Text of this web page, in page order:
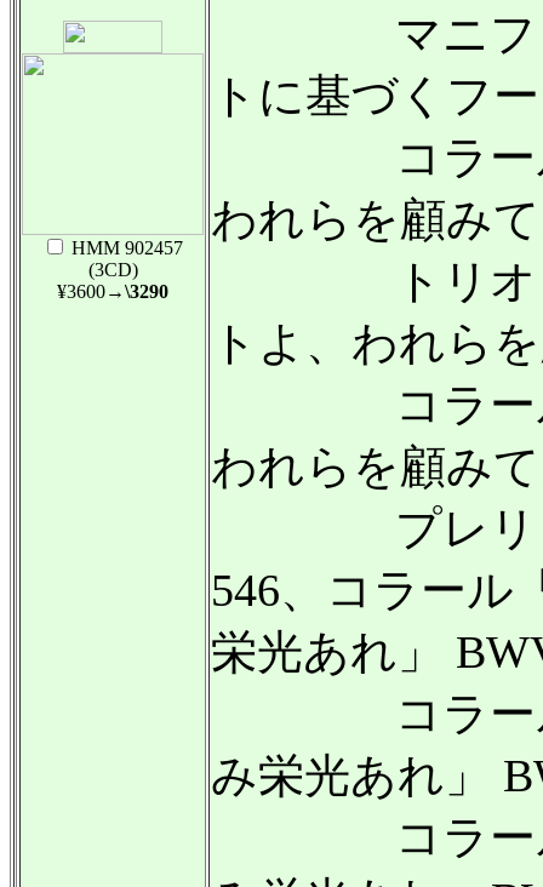
HMM 902457
(3CD)
¥3600→\3290
マニフィカ
トに基づくフ
コラール「
われらを顧み
トリオ・ソ
トよ、われら
コラール「
われらを顧み
プレリュー
546、コラール
栄光あれ」
コラール「
み栄光あれ」
コラール「